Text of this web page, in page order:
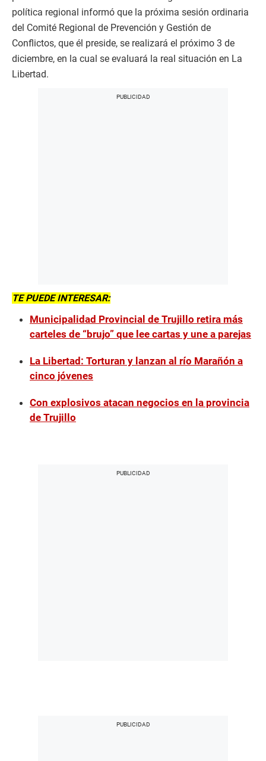
política regional informó que la próxima sesión ordinaria
del Comité Regional de Prevención y Gestión de
Conflictos, que él preside, se realizará el próximo 3 de
diciembre, en la cual se evaluará la real situación en La
Libertad.
TE PUEDE INTERESAR:
Municipalidad Provincial de Trujillo retira más
carteles de “brujo” que lee cartas y une a parejas
La Libertad: Torturan y lanzan al río Marañón a
cinco jóvenes
Con explosivos atacan negocios en la provincia
de Trujillo